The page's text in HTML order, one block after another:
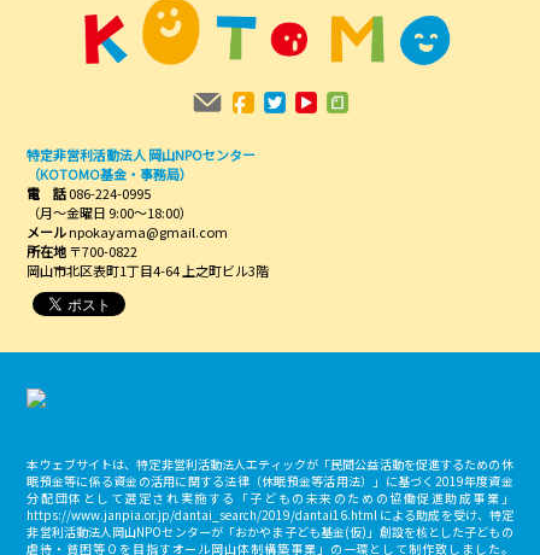
特定非営利活動法人 岡山NPOセンター
（KOTOMO基金・事務局）
電 話086-224-0995
（月～金曜日 9:00～18:00）
メールnpokayama@gmail.com
所在地〒700-0822
岡山市北区表町1丁目4-64 上之町ビル3階
本ウェブサイトは、特定非営利活動法人エティックが「民間公益活動を促進するための休
眠預金等に係る資金の活用に関する法律（休眠預金等活用法）」に基づく2019年度資金
分配団体として選定され実施する「子どもの未来のための協働促進助成事業」
https://www.janpia.or.jp/dantai_search/2019/dantai16.html による助成を受け、特定
非営利活動法人岡山NPOセンターが「おかやま子ども基金(仮)」創設を核とした子どもの
虐待・貧困等０を目指すオール岡山体制構築事業」の一環として制作致しました。